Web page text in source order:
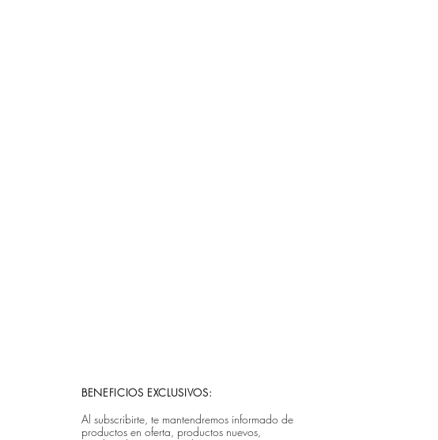
BENEFICIOS EXCLUSIVOS:
Al subscribirte, te mantendremos informado de
productos en oferta, productos nuevos,